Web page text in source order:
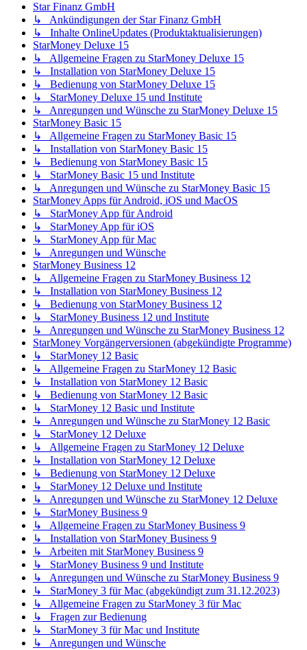
Star Finanz GmbH
↳ Ankündigungen der Star Finanz GmbH
↳ Inhalte OnlineUpdates (Produktaktualisierungen)
StarMoney Deluxe 15
↳ Allgemeine Fragen zu StarMoney Deluxe 15
↳ Installation von StarMoney Deluxe 15
↳ Bedienung von StarMoney Deluxe 15
↳ StarMoney Deluxe 15 und Institute
↳ Anregungen und Wünsche zu StarMoney Deluxe 15
StarMoney Basic 15
↳ Allgemeine Fragen zu StarMoney Basic 15
↳ Installation von StarMoney Basic 15
↳ Bedienung von StarMoney Basic 15
↳ StarMoney Basic 15 und Institute
↳ Anregungen und Wünsche zu StarMoney Basic 15
StarMoney Apps für Android, iOS und MacOS
↳ StarMoney App für Android
↳ StarMoney App für iOS
↳ StarMoney App für Mac
↳ Anregungen und Wünsche
StarMoney Business 12
↳ Allgemeine Fragen zu StarMoney Business 12
↳ Installation von StarMoney Business 12
↳ Bedienung von StarMoney Business 12
↳ StarMoney Business 12 und Institute
↳ Anregungen und Wünsche zu StarMoney Business 12
StarMoney Vorgängerversionen (abgekündigte Programme)
↳ StarMoney 12 Basic
↳ Allgemeine Fragen zu StarMoney 12 Basic
↳ Installation von StarMoney 12 Basic
↳ Bedienung von StarMoney 12 Basic
↳ StarMoney 12 Basic und Institute
↳ Anregungen und Wünsche zu StarMoney 12 Basic
↳ StarMoney 12 Deluxe
↳ Allgemeine Fragen zu StarMoney 12 Deluxe
↳ Installation von StarMoney 12 Deluxe
↳ Bedienung von StarMoney 12 Deluxe
↳ StarMoney 12 Deluxe und Institute
↳ Anregungen und Wünsche zu StarMoney 12 Deluxe
↳ StarMoney Business 9
↳ Allgemeine Fragen zu StarMoney Business 9
↳ Installation von StarMoney Business 9
↳ Arbeiten mit StarMoney Business 9
↳ StarMoney Business 9 und Institute
↳ Anregungen und Wünsche zu StarMoney Business 9
↳ StarMoney 3 für Mac (abgekündigt zum 31.12.2023)
↳ Allgemeine Fragen zu StarMoney 3 für Mac
↳ Fragen zur Bedienung
↳ StarMoney 3 für Mac und Institute
↳ Anregungen und Wünsche